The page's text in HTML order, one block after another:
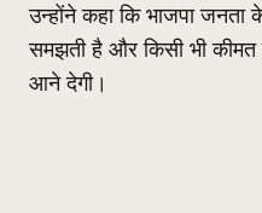
उन्होंने कहा कि भाजपा जनता
समझती है और किसी भी कीमत
आने देगी।